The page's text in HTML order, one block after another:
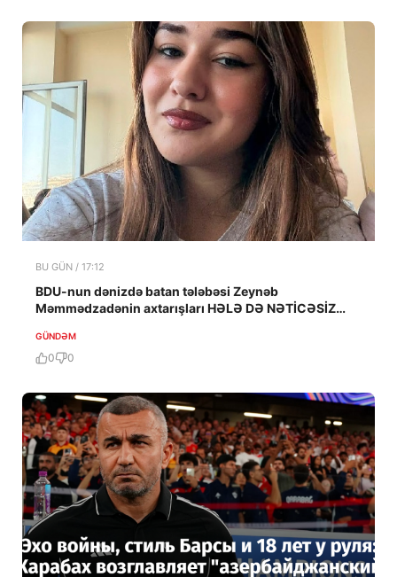
BU GÜN / 17:12
BDU-nun dənizdə batan tələbəsi Zeynəb
Məmmədzadənin axtarışları HƏLƏ DƏ NƏTİCƏSİZ
GÜNDƏM
0 0